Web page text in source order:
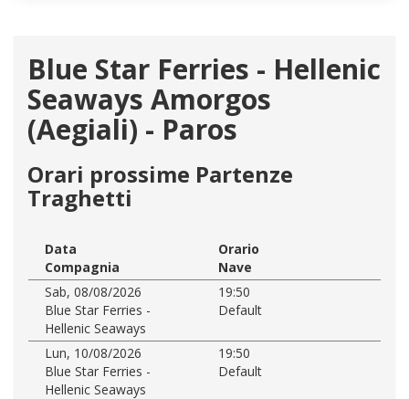
Blue Star Ferries - Hellenic
Seaways Amorgos
(Aegiali) - Paros
Orari prossime Partenze
Traghetti
Data
Orario
Compagnia
Nave
Sab, 08/08/2026
19:50
Blue Star Ferries -
Hellenic Seaways
Default
Lun, 10/08/2026
19:50
Blue Star Ferries -
Hellenic Seaways
Default